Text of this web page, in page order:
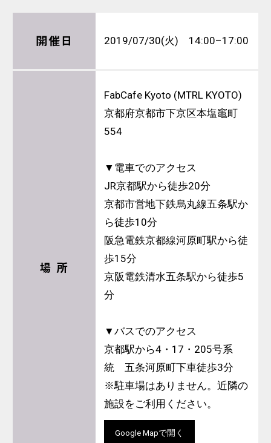
開催日 2019/07/30(火) 14:00–17:00
場 所
FabCafe Kyoto (MTRL KYOTO)
京都府京都市下京区本塩竈町
554
▼電車でのアクセス
JR京都駅から徒歩20分
京都市営地下鉄烏丸線五条駅か
ら徒歩10分
阪急電鉄京都線河原町駅から徒
歩15分
京阪電鉄清水五条駅から徒歩5
分
▼バスでのアクセス
京都駅から4・17・205号系
統 五条河原町下車徒歩3分
※駐車場はありません。近隣の
施設をご利用ください。
Google Mapで開く